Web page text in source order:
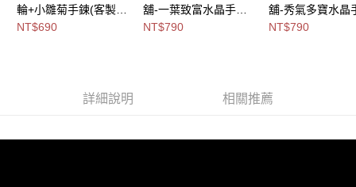
輪+小雛菊手鍊(客製手
圍)-單1
NT$690
舖-一葉致富水晶手環
(客製手圍)-單1款
NT$790
舖-秀氣多寶水晶
(客製手圍)-單1款
NT$790
詳細說明 相關推薦